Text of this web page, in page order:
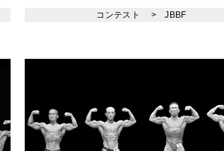
コンテスト >JBBF